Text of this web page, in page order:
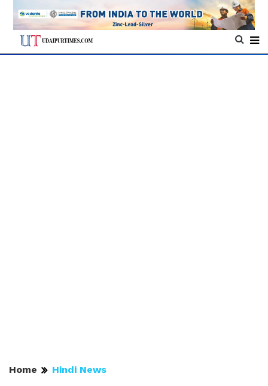
Home Hindi News